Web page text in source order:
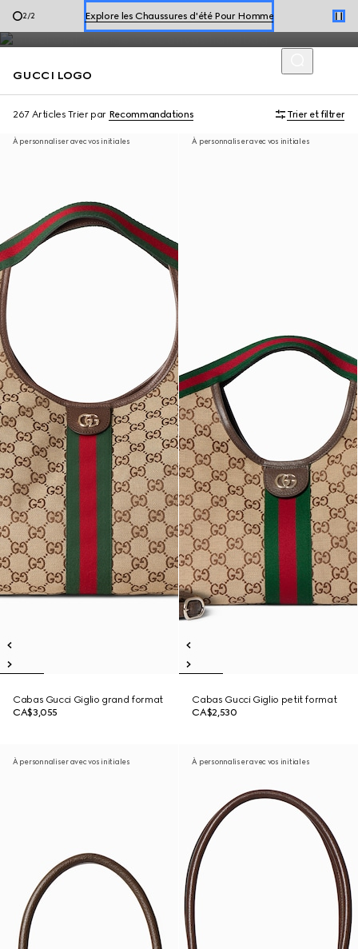
1/2 Explorer les Chaussures d'été Pour Femme
Explore les Chaussures d'été Pour Homme
Explorer les Chaussures d'été Pour Femme
de maroquinerie, confectionnés dans des matières
monogrammées emblématiques.
GUCCI LOGO
267 Articles Trier par Recommandations Trier et filtrer
À personnaliser avec vos initiales
Cabas Gucci Giglio grand format
CA$3,055
À personnaliser avec vos initiales
Cabas Gucci Giglio petit format
CA$2,530
À personnaliser avec vos initiales À personnaliser avec vos initiales